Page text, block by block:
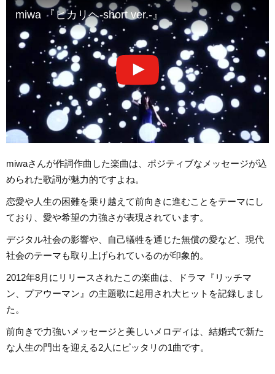
miwa 『ヒカリヘ-short ver.-』
miwaさんが作詞作曲した楽曲は、ポジティブなメッセージが込
められた歌詞が魅力的ですよね。
恋愛や人生の困難を乗り越えて前向きに進むことをテーマにし
ており、愛や希望の力強さが表現されています。
デジタル社会の影響や、自己犠牲を通じた無償の愛など、現代
社会のテーマも取り上げられているのが印象的。
2012年8月にリリースされたこの楽曲は、ドラマ『リッチマ
ン、プアウーマン』の主題歌に起用され大ヒットを記録しまし
た。
前向きで力強いメッセージと美しいメロディは、結婚式で新た
な人生の門出を迎える2人にピッタリの1曲です。